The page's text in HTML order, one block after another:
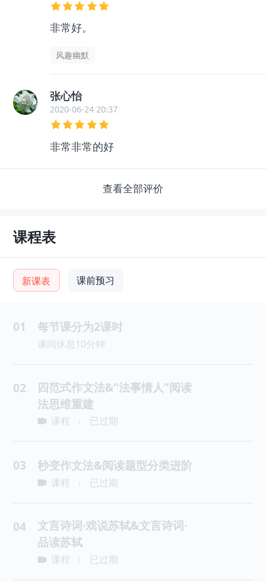
非常好。
风趣幽默
张心怡
2020-06-24 20:37
非常非常的好
查看全部评价
课程表
新课表 课前预习
01 每节课分为2课时
课间休息10分钟
02
四范式作文法&“法事情人”阅读
法思维重建
课程 已过期
03 秒变作文法&阅读题型分类进阶
课程 已过期
04
文言诗词·戏说苏轼&文言诗词·
品读苏轼
课程 已过期